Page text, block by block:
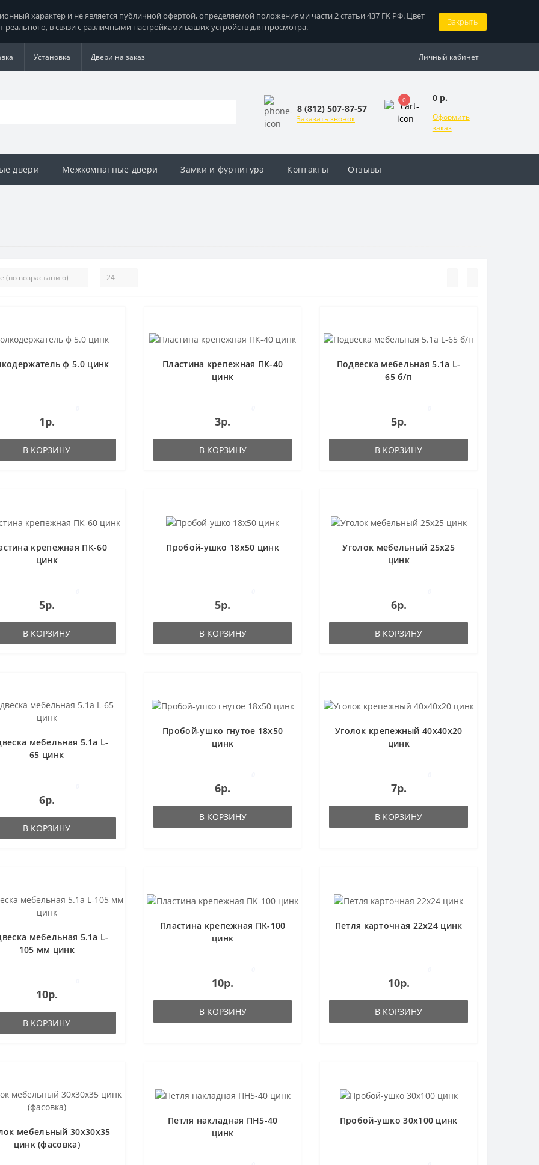
характер и не является публичной офертой, определяемой положениями части 2 статьи 437 ГК РФ. Цвет
в связи с различными настройками ваших устройств для просмотра.
Закрыть
Установка Двери на заказ Личный кабинет
8 (812) 507-87-57
Заказать звонок
0 0 р.
Оформить
заказ
двери Межкомнатные двери Замки и фурнитура Контакты Отзывы
ф 5.0 цинк
1р.
В КОРЗИНУ
Пластина крепежная ПК-40
цинк
3р.
В КОРЗИНУ
Подвеска мебельная 5.1а L-
65 б/п
5р.
В КОРЗИНУ
крепежная ПК-60
цинк
5р.
В КОРЗИНУ
Пробой-ушко 18x50 цинк
5р.
В КОРЗИНУ
Уголок мебельный 25х25
цинк
6р.
В КОРЗИНУ
мебельная 5.1а L-
65 цинк
6р.
В КОРЗИНУ
Пробой-ушко гнутое 18x50
цинк
6р.
В КОРЗИНУ
Уголок крепежный 40х40х20
цинк
7р.
В КОРЗИНУ
мебельная 5.1а L-
105 мм цинк
10р.
В КОРЗИНУ
Пластина крепежная ПК-100
цинк
10р.
В КОРЗИНУ
Петля карточная 22x24 цинк
10р.
В КОРЗИНУ
мебельный 30x30x35
цинк (фасовка)
Петля накладная ПН5-40
цинк
Пробой-ушко 30x100 цинк